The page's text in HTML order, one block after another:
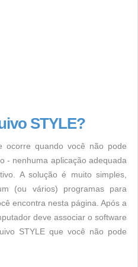
STYLE?
ocorre quando você não pode
- nenhuma aplicação adequada
A solução é muito simples,
(ou vários) programas para
encontra nesta página. Após a
deve associar o software
STYLE que você não pode